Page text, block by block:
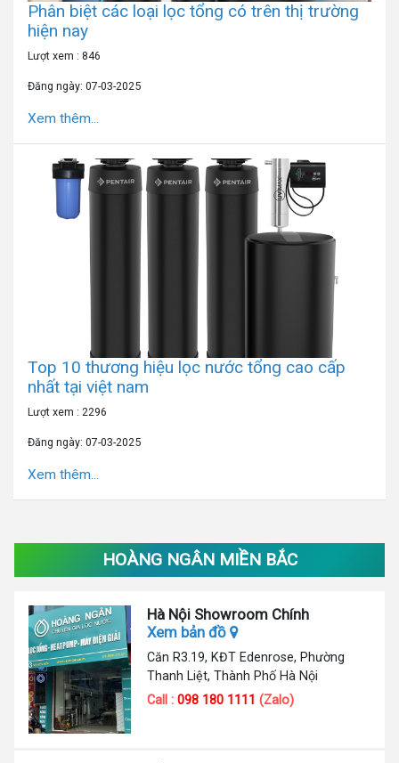
Phân biệt các loại lọc tổng có trên thị trường
hiện nay
Lượt xem : 846
Đăng ngày: 07-03-2025
Xem thêm...
Top 10 thương hiệu lọc nước tổng cao cấp
nhất tại việt nam
Lượt xem : 2296
Đăng ngày: 07-03-2025
Xem thêm...
HOÀNG NGÂN MIỀN BẮC
Hà Nội Showroom Chính
Xem bản đồ
Căn R3.19, KĐT Edenrose, Phường
Thanh Liệt, Thành Phố Hà Nội
Call :098 180 1111 (Zalo)